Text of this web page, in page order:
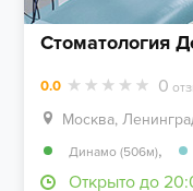
Стоматология
0.0 0
Москва,
Динамо (506м),
Открыто до